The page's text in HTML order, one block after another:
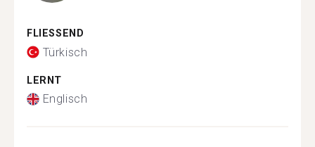
FLIESSEND
Türkisch
LERNT
Englisch